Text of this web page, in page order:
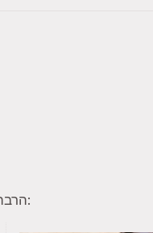
הרבה פעמים חברי טינדר מוצאים תחומי עניין משותפים להם ולחברי קהילה אחרים. הנה כמה תחומי עניין נפוצים: